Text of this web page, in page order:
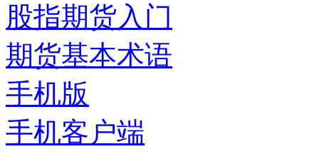
股指期货入门
期货基本术语
手机版
手机客户端